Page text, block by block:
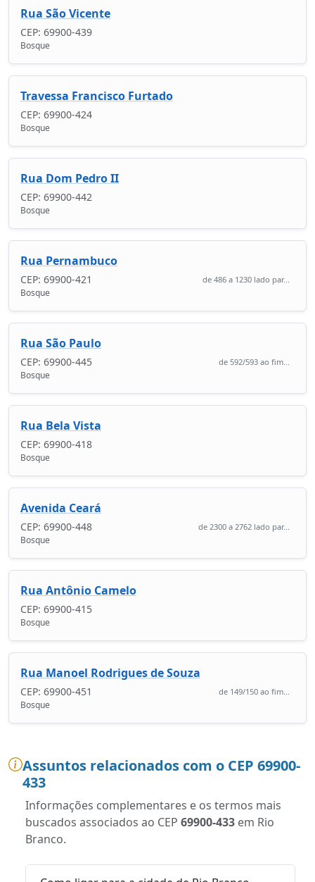
Rua São Vicente
CEP: 69900-439
Bosque
Travessa Francisco Furtado
CEP: 69900-424
Bosque
Rua Dom Pedro II
CEP: 69900-442
Bosque
Rua Pernambuco
CEP: 69900-421 de 486 a 1230 lado par...
Bosque
Rua São Paulo
CEP: 69900-445 de 592/593 ao fim...
Bosque
Rua Bela Vista
CEP: 69900-418
Bosque
Avenida Ceará
CEP: 69900-448 de 2300 a 2762 lado par...
Bosque
Rua Antônio Camelo
CEP: 69900-415
Bosque
Rua Manoel Rodrigues de Souza
CEP: 69900-451 de 149/150 ao fim...
Bosque
Assuntos relacionados com o CEP 69900-
433
Informações complementares e os termos mais
buscados associados ao CEP 69900-433 em Rio
Branco.